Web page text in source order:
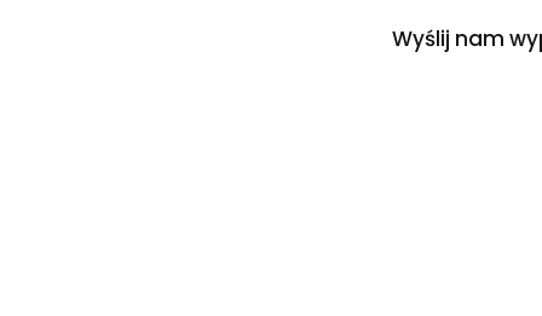
Wyślij nam